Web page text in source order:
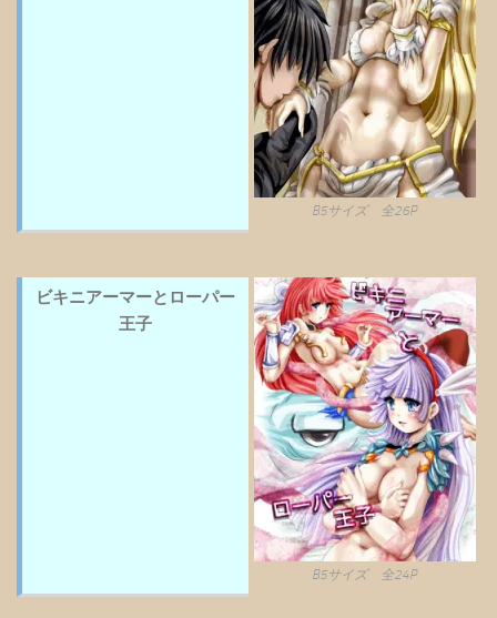
B5サイズ 全26P
ビキニアーマーとローパー
王子
B5サイズ 全24P